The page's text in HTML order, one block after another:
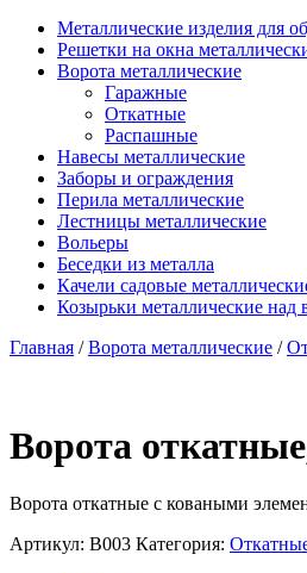
Металлические изделия для
Решетки на окна
Ворота металлические
Гаражные
Откатные
Распашные
Навесы металлические
Заборы и ограждения
Перила металлические
Лестницы металлические
Вольеры
Беседки из металла
Качели садовые
Козырьки металлические над
Главная /Ворота металлические /
Ворота
Ворота откатные с коваными
Артикул: В003 Категория: